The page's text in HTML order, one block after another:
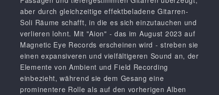
aber durch gleichzeitige effektbeladene Gitarren-
Soli Räume schafft, in die es sich einzutauchen und
verlieren lohnt. Mit "Aion" - das im August 2023 auf
Magnetic Eye Records erscheinen wird - streben sie
einen expansiveren und vielfältigeren Sound an, der
Elemente von Ambient und Field Recording
einbezieht, während sie dem Gesang eine
prominentere Rolle als auf den vorherigen Alben